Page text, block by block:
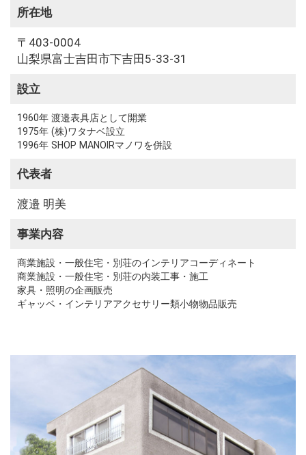
所在地
〒403-0004
山梨県富士吉田市下吉田5-33-31
設立
1960年 渡邉表具店として開業
1975年 (株)ワタナベ設立
1996年 SHOP MANOIRマノワを併設
代表者
渡邉 明美
事業内容
商業施設・一般住宅・別荘のインテリアコーディネート
商業施設・一般住宅・別荘の内装工事・施工
家具・照明の企画販売
ギャッベ・インテリアアクセサリー類小物物品販売